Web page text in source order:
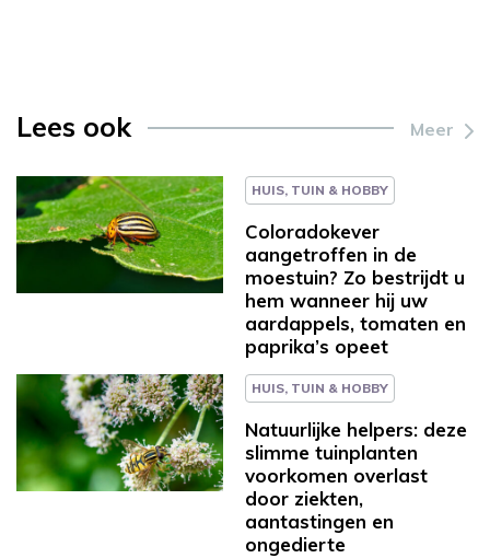
Lees ook Meer
HUIS, TUIN & HOBBY
Coloradokever
aangetroffen in de
moestuin? Zo bestrijdt u
hem wanneer hij uw
aardappels, tomaten en
paprika’s opeet
HUIS, TUIN & HOBBY
Natuurlijke helpers: deze
slimme tuinplanten
voorkomen overlast
door ziekten,
aantastingen en
ongedierte